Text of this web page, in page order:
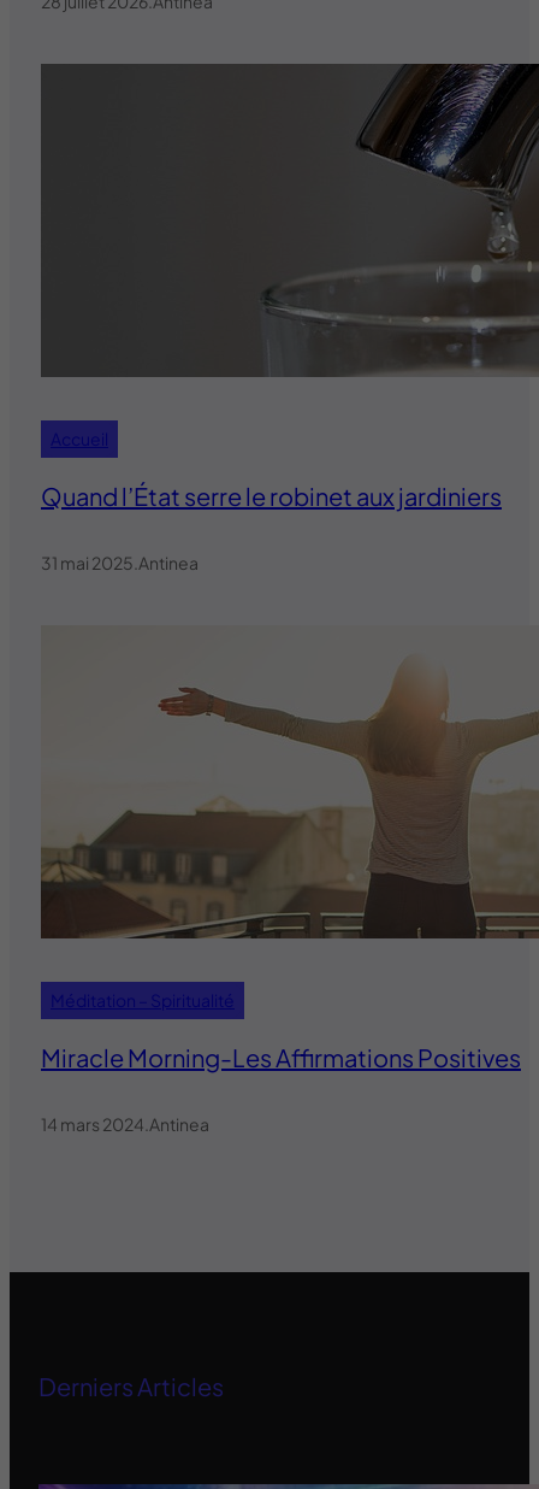
Accueil
Quand l’État serre le robinet aux jardiniers
31 mai 2025 Antinea
Méditation – Spiritualité
Miracle Morning-Les Affirmations Positives
14 mars 2024 Antinea
Derniers Articles